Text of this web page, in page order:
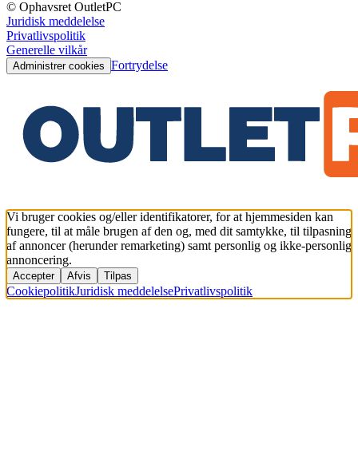
© Ophavsret OutletPC
Juridisk meddelelse
Privatlivspolitik
Generelle vilkår
Administrer cookies Fortrydelse
Vi bruger cookies og/eller identifikatorer, for at hjemmesiden kan
fungere, til at måle brugen af den og, med dit samtykke, til tilpasning
af annoncer (herunder remarketing) samt personlig og ikke-personlig
annoncering.
Accepter Afvis Tilpas
CookiepolitikJuridisk meddelelsePrivatlivspolitik